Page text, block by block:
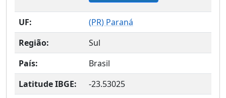
UF: (PR) Paraná
Região:
Sul
País:
Brasil
Latitude IBGE:
-23.53025